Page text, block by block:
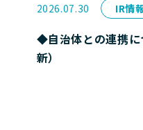
2026.07.30 IR情
◆自治体との連携に
新）